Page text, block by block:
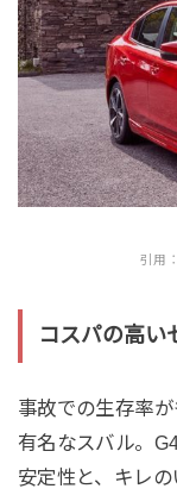
引用
コスパの高い
事故での生存率
有名なスバル。
安定性と、キレ